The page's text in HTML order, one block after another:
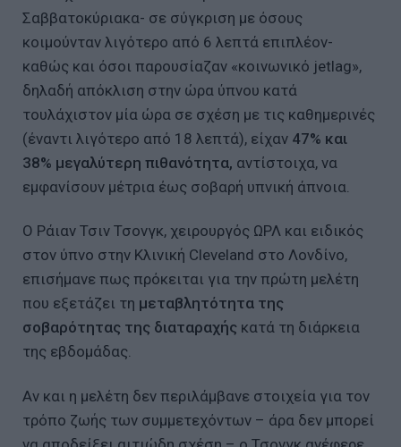
Σαββατοκύριακα- σε σύγκριση με όσους
κοιμούνταν λιγότερο από 6 λεπτά επιπλέον-
καθώς και όσοι παρουσίαζαν «κοινωνικό jetlag»,
δηλαδή απόκλιση στην ώρα ύπνου κατά
τουλάχιστον μία ώρα σε σχέση με τις καθημερινές
(έναντι λιγότερο από 18 λεπτά), είχαν 47% και
38% μεγαλύτερη πιθανότητα, αντίστοιχα, να
εμφανίσουν μέτρια έως σοβαρή υπνική άπνοια.
Ο Ράιαν Τσιν Τσονγκ, χειρουργός ΩΡΛ και ειδικός
στον ύπνο στην Κλινική Cleveland στο Λονδίνο,
επισήμανε πως πρόκειται για την πρώτη μελέτη
που εξετάζει τη μεταβλητότητα της
σοβαρότητας της διαταραχής κατά τη διάρκεια
της εβδομάδας.
Αν και η μελέτη δεν περιλάμβανε στοιχεία για τον
τρόπο ζωής των συμμετεχόντων – άρα δεν μπορεί